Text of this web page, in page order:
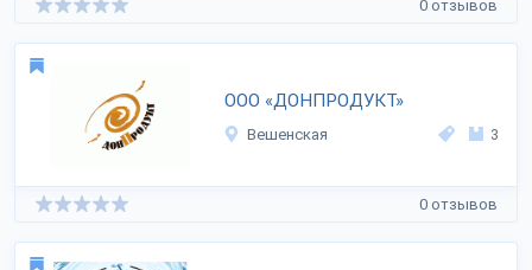
0 отзывов
ООО «ДОНПРОДУКТ»
Вешенская 3
0 отзывов